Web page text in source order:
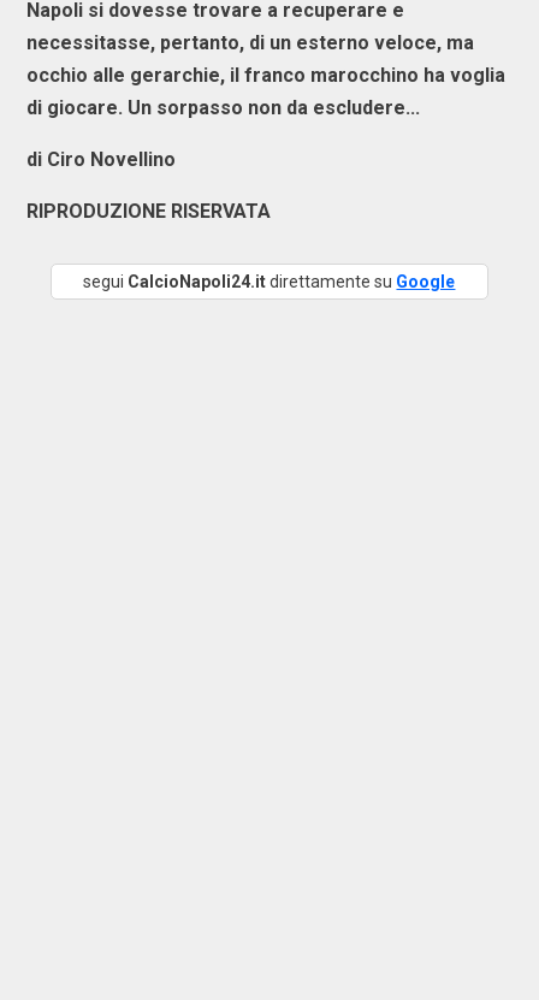
Napoli si dovesse trovare a recuperare e
necessitasse, pertanto, di un esterno veloce, ma
occhio alle gerarchie, il franco marocchino ha voglia
di giocare. Un sorpasso non da escludere...
di Ciro Novellino
RIPRODUZIONE RISERVATA
segui CalcioNapoli24.itdirettamente su Google